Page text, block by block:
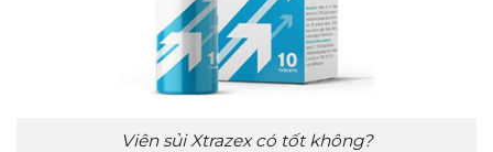
Viên sủi Xtrazex có tốt không?